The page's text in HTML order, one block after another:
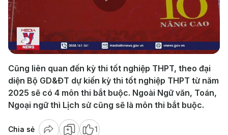
Play
Video
Cũng liên quan đến kỳ thi tốt nghiệp THPT, theo đại
diện Bộ GD&ĐT dự kiến kỳ thi tốt nghiệp THPT từ năm
2025 sẽ có 4 môn thi bắt buộc. Ngoài Ngữ văn, Toán,
Ngoại ngữ thì Lịch sử cũng sẽ là môn thi bắt buộc.
Chia sẻ 1